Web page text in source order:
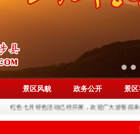
景区风貌 政务公开 景
红色七月特色活动已经开展，欢迎广大游客前来参